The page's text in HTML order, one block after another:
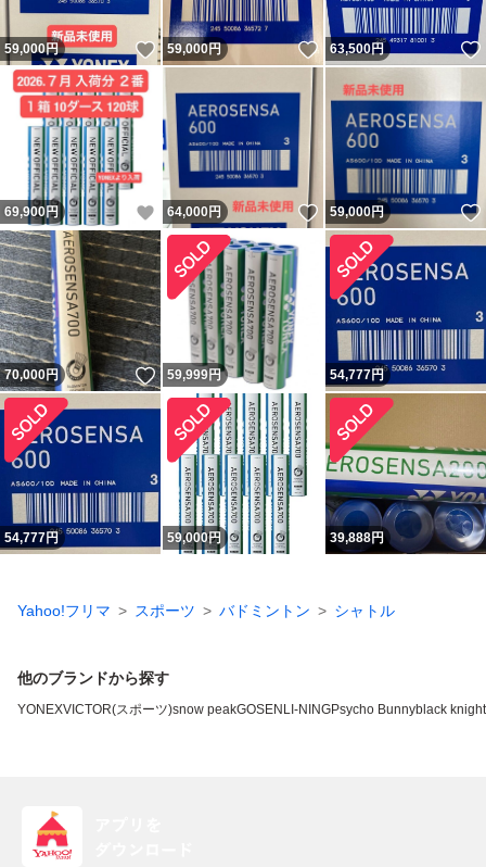
59,000円 いいね！
59,000円 いいね！
63,500円
69,900円 いいね！
64,000円 いいね！
59,000円
70,000円 いいね！
59,999円 54,777円
54,777円 59,000円 39,888円
Yahoo!フリマ スポーツ バドミントン シャトル
他のブランドから探す
YONEXVICTOR(スポーツ)snow peakGOSEN LI-NINGPsycho Bunnyblack knight